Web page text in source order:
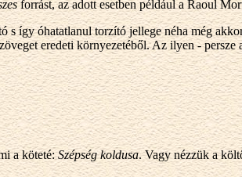
forrást, az adott esetben például a Raoul
s így óhatatlanul torzító jellege néha még
eredeti környezetéből. Az ilyen - persze
a köteté:Szépség koldusa. Vagy nézzük a